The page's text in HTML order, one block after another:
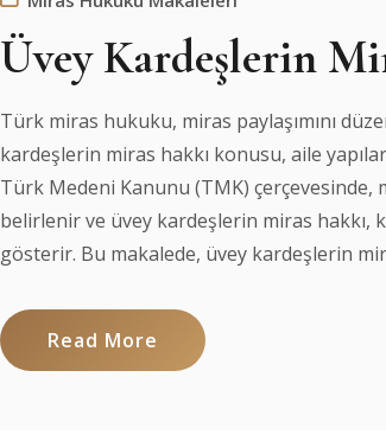
Üvey Kardeşlerin
Türk miras hukuku, miras paylaşımını
kardeşlerin miras hakkı konusu, aile
Türk Medeni Kanunu (TMK) çerçevesinde,
belirlenir ve üvey kardeşlerin miras hakkı,
gösterir. Bu makalede, üvey kardeşlerin
Read More